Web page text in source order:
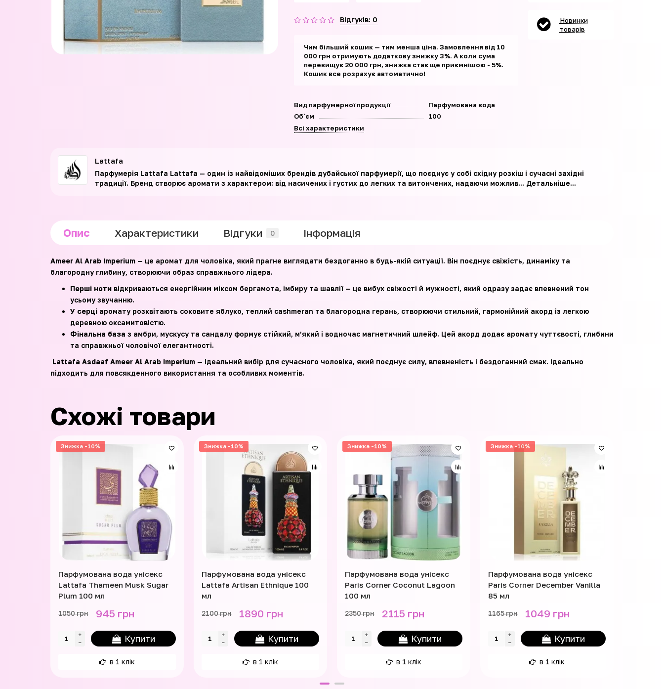
Відгуків: 0
Чим більший кошик — тим менша ціна. Замовлення від 10
000 грн отримують додаткову знижку 3%. А коли сума
перевищує 20 000 грн, знижка стає ще приємнішою - 5%.
Кошик все розрахує автоматично!
Вид парфумерної продукції
Парфумована вода
Об`єм
100
Всі характеристики
Новинки
товарів
Lattafa
Парфумерія Lattafa Lattafa — один із найвідоміших брендів дубайської парфумерії, що поєднує у собі східну розкіш і сучасні західні
традиції. Бренд створює аромати з характером: від насичених і густих до легких та витончених, надаючи можлив... Детальніше...
Опис Характеристики Відгуки 0 Iнформація
Ameer Al Arab Imperium — це аромат для чоловіка, який прагне виглядати бездоганно в будь-якій ситуації. Він поєднує свіжість, динаміку та
благородну глибину, створюючи образ справжнього лідера.
Перші ноти відкриваються енергійним міксом бергамота, імбиру та шавлії — це вибух свіжості й мужності, який одразу задає впевнений тон
усьому звучанню.
У серці аромату розквітають соковите яблуко, теплий cashmeran та благородна герань, створюючи стильний, гармонійний акорд із легкою
деревною оксамитовістю.
Фінальна база з амбри, мускусу та сандалу формує стійкий, м’який і водночас магнетичний шлейф. Цей акорд додає аромату чуттєвості, глибини
та справжньої чоловічої елегантності.
Lattafa Asdaaf Ameer Al Arab Imperium — ідеальний вибір для сучасного чоловіка, який поєднує силу, впевненість і бездоганний смак. Ідеально
підходить для повсякденного використання та особливих моментів.
Схожі товари
Знижка -10%
Парфумована вода унісекс
Lattafa Thameen Musk Sugar
Plum 100 мл
1050 грн 945 грн
Купити
в 1 клік
Знижка -10%
Парфумована вода унісекс
Lattafa Artisan Ethnique 100
мл
2100 грн 1890 грн
Купити
в 1 клік
Знижка -10%
Парфумована вода унісекс
Paris Corner Coconut Lagoon
100 мл
2350 грн 2115 грн
Купити
в 1 клік
Знижка -10%
Парфумована вода унісекс
Paris Corner December Vanilla
85 мл
1165 грн 1049 грн
Купити
в 1 клік